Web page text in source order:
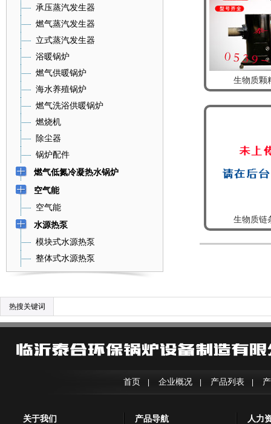
承压蒸汽发生器
燃气蒸汽发生器
立式蒸汽发生器
浴暖锅炉
燃气供暖锅炉
海水养殖锅炉
燃气洗浴供暖锅炉
燃烧机
除尘器
锅炉配件
燃气低氮冷凝热水锅炉
空气能
空气能
水源热泵
模块式水源热泵
整体式水源热泵
生物质颗
生物质链
热搜关键词
首页 企业概况| 产品列表
关于我们 产品导航 人力